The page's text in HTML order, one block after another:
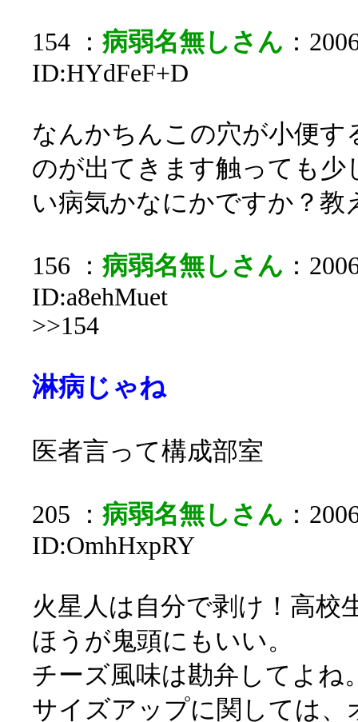
154 ： 病弱名無しさん ：
ID:HYdFeF+D
なんかちんこの穴が小便
のが出てきます触っても
い病気かなにかですか？教
156 ： 病弱名無しさん ：
ID:a8ehMuet
>>154
淋病じゃね
医者言って構成部室
205 ： 病弱名無しさん ：
ID:OmhHxpRY
火星人は自分で剥け！高校
ほうが鬼頭にもいい。
チーズ風味は勘弁してよね
サイズアップに関しては